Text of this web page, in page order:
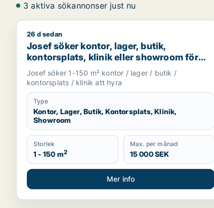
3 aktiva sökannonser just nu
Josef söker kontor, lager, butik, kontorsplats,
26 d sedan
Josef söker kontor, lager, butik,
kontorsplats, klinik eller showroom för
uthyrning i Göteborg
Josef söker 1-150 m² kontor / lager / butik /
kontorsplats / klinik att hyra
Type
Kontor, Lager, Butik, Kontorsplats, Klinik,
Showroom
Storlek
1 - 150 m2
Max. per månad
15 000 SEK
Mer info